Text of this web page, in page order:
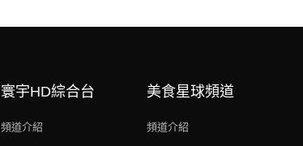
寰宇HD綜合台
頻道介紹
美食星球頻道
頻道介紹